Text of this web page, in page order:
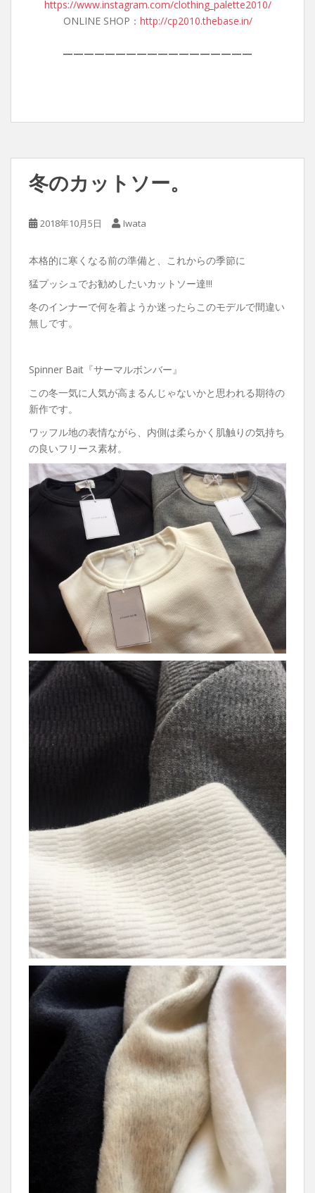
https://www.instagram.com/clothing_palette2010/
ONLINE SHOP： http://cp2010.thebase.in/
——————————————————
冬のカットソー。
2018年10月5日 Iwata
本格的に寒くなる前の準備と、これからの季節に
猛プッシュでお勧めしたいカットソー達!!!
冬のインナーで何を着ようか迷ったらこのモデルで間違い
無しです。
Spinner Bait『サーマルボンバー』
この冬一気に人気が高まるんじゃないかと思われる期待の
新作です。
ワッフル地の表情ながら、内側は柔らかく肌触りの気持ち
の良いフリース素材。